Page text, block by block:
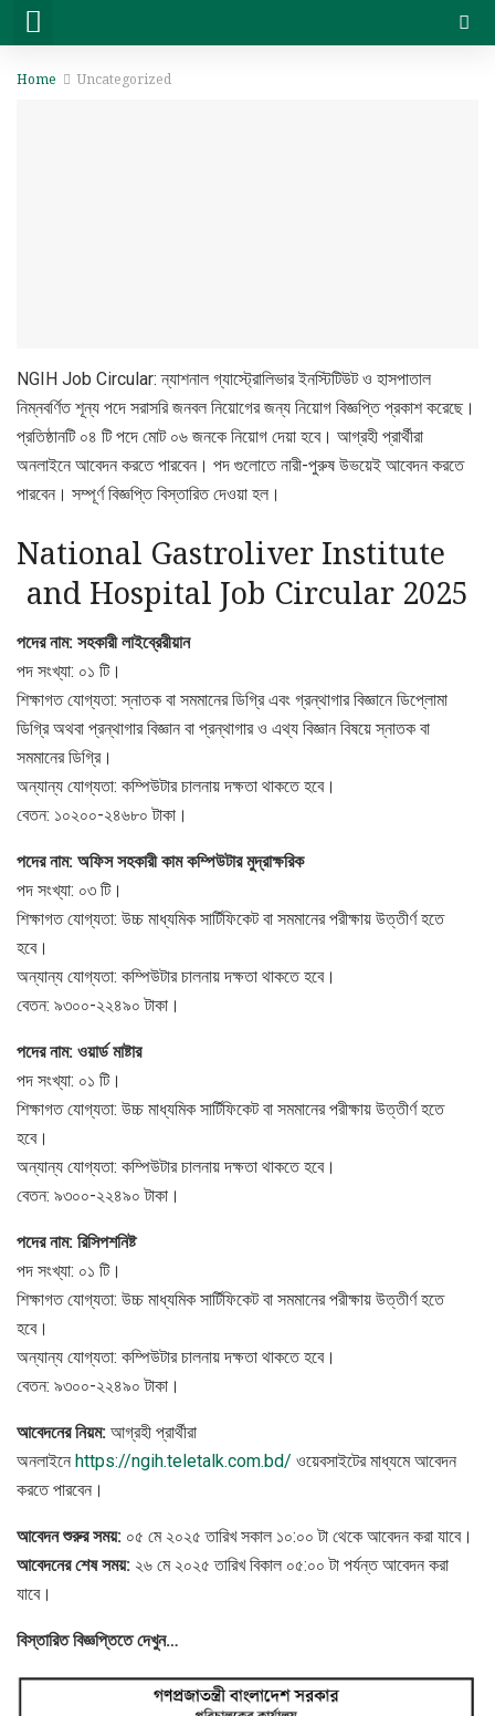
Home Uncategorized
NGIH Job Circular: ন্যাশনাল গ্যাস্ট্রোলিভার ইনস্টিটিউট ও হাসপাতাল
নিম্নবর্ণিত শূন্য পদে সরাসরি জনবল নিয়োগের জন্য নিয়োগ বিজ্ঞপ্তি প্রকাশ করেছে।
প্রতিষ্ঠানটি ০৪ টি পদে মোট ০৬ জনকে নিয়োগ দেয়া হবে। আগ্রহী প্রার্থীরা
অনলাইনে আবেদন করতে পারবেন। পদ গুলোতে নারী-পুরুষ উভয়েই আবেদন করতে
পারবেন। সম্পূর্ণ বিজ্ঞপ্তি বিস্তারিত দেওয়া হল।
National Gastroliver Institute
and Hospital Job Circular 2025
পদের নাম: সহকারী লাইব্রেরীয়ান
পদ সংখ্যা: ০১ টি।
শিক্ষাগত যোগ্যতা: স্নাতক বা সমমানের ডিগ্রি এবং গ্রন্থাগার বিজ্ঞানে ডিপ্লোমা
ডিগ্রি অথবা প্রন্থাগার বিজ্ঞান বা প্রন্থাগার ও এথ্য বিজ্ঞান বিষয়ে স্নাতক বা
সমমানের ডিগ্রি।
অন্যান্য যোগ্যতা: কম্পিউটার চালনায় দক্ষতা থাকতে হবে।
বেতন: ১০২০০-২৪৬৮০ টাকা।
পদের নাম: অফিস সহকারী কাম কম্পিউটার মুদ্রাক্ষরিক
পদ সংখ্যা: ০৩ টি।
শিক্ষাগত যোগ্যতা: উচ্চ মাধ্যমিক সার্টিফিকেট বা সমমানের পরীক্ষায় উত্তীর্ণ হতে
হবে।
অন্যান্য যোগ্যতা: কম্পিউটার চালনায় দক্ষতা থাকতে হবে।
বেতন: ৯৩০০-২২৪৯০ টাকা।
পদের নাম: ওয়ার্ড মাষ্টার
পদ সংখ্যা: ০১ টি।
শিক্ষাগত যোগ্যতা: উচ্চ মাধ্যমিক সার্টিফিকেট বা সমমানের পরীক্ষায় উত্তীর্ণ হতে
হবে।
অন্যান্য যোগ্যতা: কম্পিউটার চালনায় দক্ষতা থাকতে হবে।
বেতন: ৯৩০০-২২৪৯০ টাকা।
পদের নাম: রিসিপশনিষ্ট
পদ সংখ্যা: ০১ টি।
শিক্ষাগত যোগ্যতা: উচ্চ মাধ্যমিক সার্টিফিকেট বা সমমানের পরীক্ষায় উত্তীর্ণ হতে
হবে।
অন্যান্য যোগ্যতা: কম্পিউটার চালনায় দক্ষতা থাকতে হবে।
বেতন: ৯৩০০-২২৪৯০ টাকা।
আবেদনের নিয়ম: আগ্রহী প্রার্থীরা
অনলাইনে https://ngih.teletalk.com.bd/ ওয়েবসাইটের মাধ্যমে আবেদন
করতে পারবেন।
আবেদন শুরুর সময়: ০৫ মে ২০২৫ তারিখ সকাল ১০:০০ টা থেকে আবেদন করা যাবে।
আবেদনের শেষ সময়: ২৬ মে ২০২৫ তারিখ বিকাল ০৫:০০ টা পর্যন্ত আবেদন করা
যাবে।
বিস্তারিত বিজ্ঞপ্তিতে দেখুন…